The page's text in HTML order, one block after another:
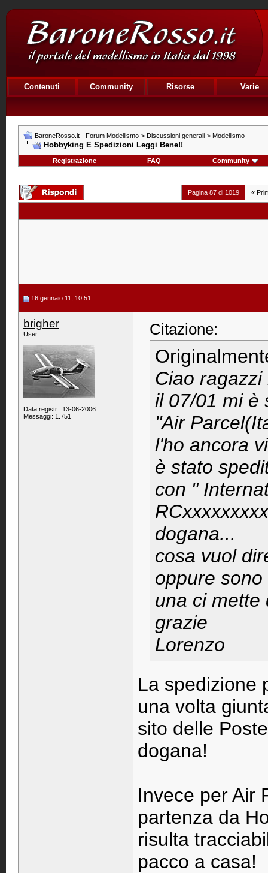
Contenuti Community Risorse Varie
BaroneRosso.it - Forum Modellismo > Discussioni generali > Modellismo
Hobbyking E Spedizioni Leggi Bene!!
Registrazione FAQ Community
Pagina 87 di 1019 «
16 gennaio 11, 10:51
brigher
User
Data registr.: 13-06-2006
Messaggi: 1.751
Citazione:
Ciao
il 07/01 mi è
"Air
l'ho ancora
è stato
con "
dogana...
cosa vuol
oppure
una ci mette
grazie
Lorenzo
La spedizione
una volta
sito delle
dogana!
Invece per Air
partenza da
risulta
pacco a casa!